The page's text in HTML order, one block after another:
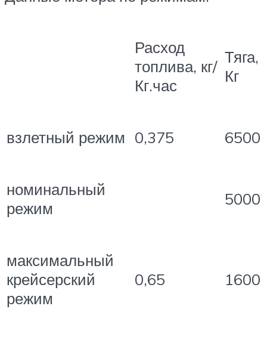
Расход
топлива, кг/
Кг.час
Тяга,
Кг
взлетный режим 0,375 6500
номинальный
режим
5000
максимальный
крейсерский
режим
0,65 1600